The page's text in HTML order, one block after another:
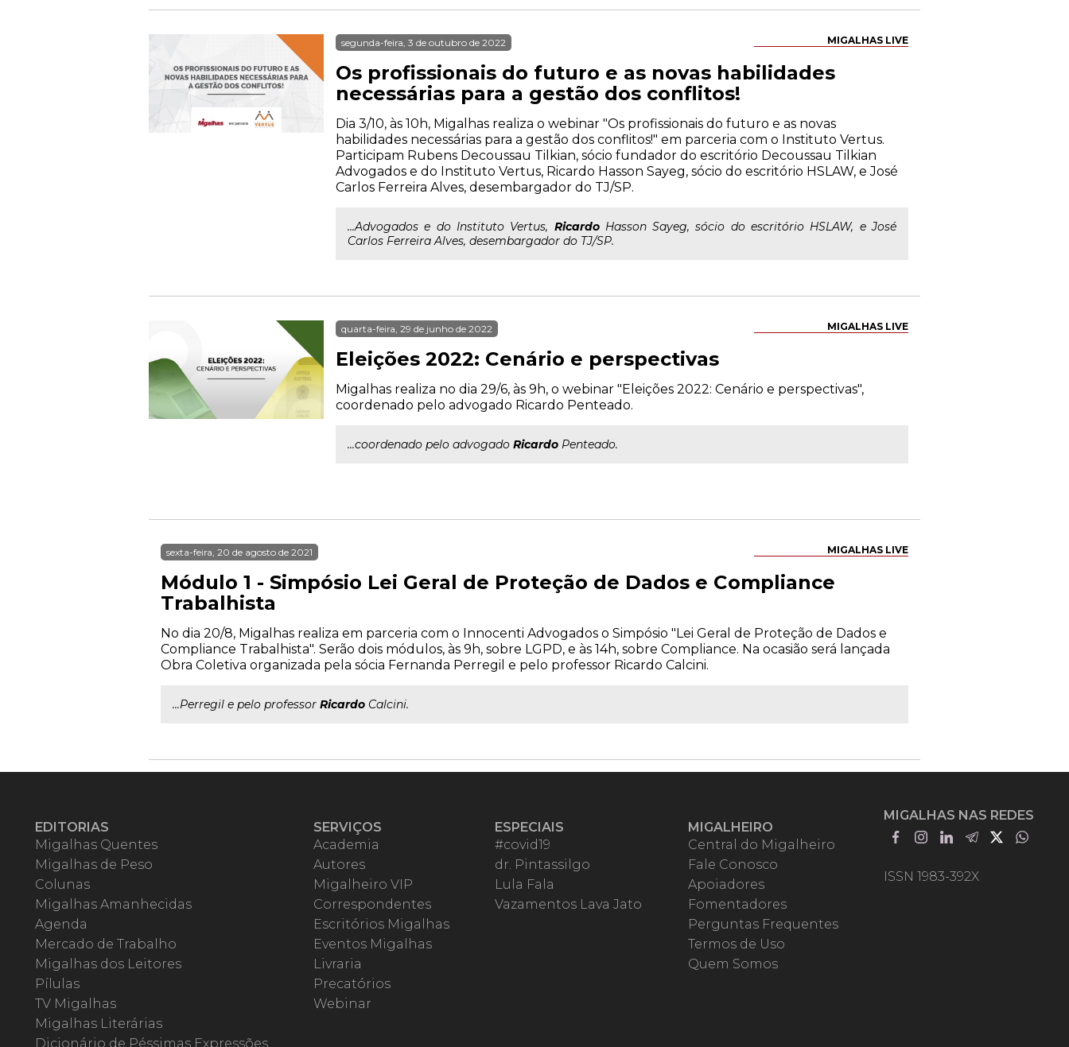
MIGALHAS LIVE
segunda-feira, 3 de outubro de 2022
Os profissionais do futuro e as novas habilidades
necessárias para a gestão dos conflitos!
Dia 3/10, às 10h, Migalhas realiza o webinar "Os profissionais do futuro e as novas
habilidades necessárias para a gestão dos conflitos!" em parceria com o Instituto Vertus.
Participam Rubens Decoussau Tilkian, sócio fundador do escritório Decoussau Tilkian
Advogados e do Instituto Vertus, Ricardo Hasson Sayeg, sócio do escritório HSLAW, e José
Carlos Ferreira Alves, desembargador do TJ/SP.
...Advogados e do Instituto Vertus, RicardoHasson Sayeg, sócio do escritório HSLAW, e José
Carlos Ferreira Alves, desembargador do TJ/SP.
MIGALHAS LIVE
quarta-feira, 29 de junho de 2022
Eleições 2022: Cenário e perspectivas
Migalhas realiza no dia 29/6, às 9h, o webinar "Eleições 2022: Cenário e perspectivas",
coordenado pelo advogado Ricardo Penteado.
...coordenado pelo advogado Ricardo Penteado.
MIGALHAS LIVE
sexta-feira, 20 de agosto de 2021
Módulo 1 - Simpósio Lei Geral de Proteção de Dados e Compliance
Trabalhista
No dia 20/8, Migalhas realiza em parceria com o Innocenti Advogados o Simpósio "Lei Geral de Proteção de Dados e
Compliance Trabalhista". Serão dois módulos, às 9h, sobre LGPD, e às 14h, sobre Compliance. Na ocasião será lançada
Obra Coletiva organizada pela sócia Fernanda Perregil e pelo professor Ricardo Calcini.
...Perregil e pelo professor Ricardo Calcini.
EDITORIAS
Migalhas Quentes
Migalhas de Peso
Colunas
Migalhas Amanhecidas
Agenda
Mercado de Trabalho
Migalhas dos Leitores
Pílulas
TV Migalhas
Migalhas Literárias
Dicionário de Péssimas Expressões
SERVIÇOS
Academia
Autores
Migalheiro VIP
Correspondentes
Escritórios Migalhas
Eventos Migalhas
Livraria
Precatórios
Webinar
ESPECIAIS
#covid19
dr. Pintassilgo
Lula Fala
Vazamentos Lava Jato
MIGALHEIRO
Central do Migalheiro
Fale Conosco
Apoiadores
Fomentadores
Perguntas Frequentes
Termos de Uso
Quem Somos
MIGALHAS NAS REDES
ISSN 1983-392X